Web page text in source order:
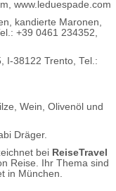
www.leduespade.com
kandierte Maronen,
+39 0461 234352,
I-38122 Trento, Tel.:
Wein, Olivenöl und
Dräger.
bei ReiseTravel
Reise. Ihr Thema sind
in München.